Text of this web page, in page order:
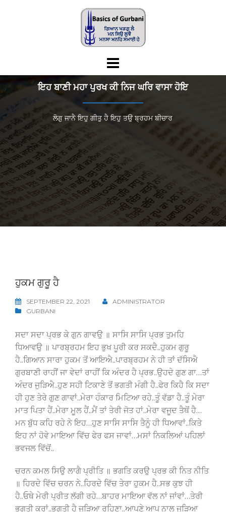
ਇਹ ਬਾਣੀ ਮਹਾ ਪੁਰਖ ਕੀ ਨਿਜ ਘਰਿ ਵਾਸਾ ਹੋਇ
ਲੋਗੁ ਜਾਨੈ ਇਹੁ ਗੀਤੁ ਹੈ ਇਹੁ ਤਉ ਬ੍ਰਹਮ ਬੀਚਾਰ
ਹੁਕਮ ਗੁਰੂ ਹੈ
SEPTEMBER 22, 2021
ADMINISTRATOR
GURBANI
ਸਦਾ ਸਦਾ ਪ੍ਰਭ ਕੇ ਗੁਨ ਗਾਵਉ ॥ ਸਾਸਿ ਸਾਸਿ ਪ੍ਰਭ ਤੁਮਹਿ
ਧਿਆਵਉ ॥ ਪਾਰਬ੍ਰਹਮ ਇਹ ਭੁਖ ਪੂਰੀ ਕਰ ਸਕਦੈ..ਹੁਕਮ ਗੁਰੂ
ਹੈ..ਗਿਆਨ ਸਾਰਾ ਹੁਕਮ ਤੋਂ ਆਇਐ..ਪਾਰਬ੍ਰਹਮ ਨੇ ਹੀ ਤਾਂ ਦੱਸਿਐ
ਗੁਰਬਾਣੀ ਰਾਹੀਂ ਜਾ ਵੇਦਾਂ ਰਾਹੀਂ ਕਿ ਅੰਦਰ ਹੈ ਪ੍ਰਭ..ਉਹਦੇ ਗੁਣ ਗਾ…ਤਾਂ
ਅੰਦਰ ਜੁੜਿਐ..ਹੁਣ ਸਹੀ ਟਿਕਾਣੇ ਤੋਂ ਭਗਤੀ ਮੰਗੀ ਹੈ..ਫੇਰ ਕਿਹੈ ਕਿ ਸਦਾ
ਹੀ ਹੁਣ ਤੇਰੇ ਗੁਣ ਗਾਵਾਂ..ਮੇਰਾ ਹੰਕਾਰ ਮਿਟਿਆ ਰਹੇ..ਤੂੰ ਵੱਡਾ ਹੈ..ਤੂੰ ਮੇਰਾ
ਮਾਤ ਪਿਤਾ ਹੈਂ..ਮੇਰਾ ਮੂਲ ਹੈਂ..ਮੈਂ ਤਾਂ ਤੇਰੀ ਜੋਤ ਹਾਂ..ਮੇਰਾ ਵਜੂਦ ਤੈਥੋਂ ਹੈ…
ਮਨ ਬੁੱਧ ਕਹਿ ਰਹੇ ਨੇ ਇਹ…ਹੁਣ ਸਾਸਿ ਸਾਸਿ ਤੈਨੂੰ ਹੀ ਧਿਆਵਾਂ..ਕਿਤੇ
ਇਹ ਨਾਂ ਹੋਵੇ ਮਾਇਆ ਵਿੱਚ ਫੇਰ ਫਸ ਜਾਵਾਂ…ਮਸਾਂ ਨਿਕਲਿਆਂ ਪਹਿਲਾਂ
ਭਵਜਲ ਵਿੱਚੋਂ..
ਚਰਨ ਕਮਲ ਸਿਉ ਲਾਗੈ ਪ੍ਰੀਤਿ ॥ ਭਗਤਿ ਕਰਉ ਪ੍ਰਭ ਕੀ ਨਿਤ ਨੀਤਿ
॥ ਹਿਰਦੇ ਵਿੱਚ ਚਰਨ ਨੇ..ਹਿਰਦੇ ਵਿੱਚ ਤੇਰਾ ਹੁਕਮ ਹੈ..ਸਭ ਕੁਝ ਹੀ
ਹੈ..ਓਥੇ ਮੇਰੀ ਪ੍ਰੀਤ ਲੱਗੀ ਰਹੇ…ਬਾਹਰ ਮਾਇਆ ਵੱਲ ਨਾਂ ਜਾਂਵਾਂ…ਤੇਰੀ
ਭਗਤੀ ਕਰਾਂ..ਭਗਤੀ ਹੈ ਜੁੜਿਆ ਰਹਿਣਾ..ਆਪਣੇ ਆਪ ਨਾਲ ਜੁੜਿਆ